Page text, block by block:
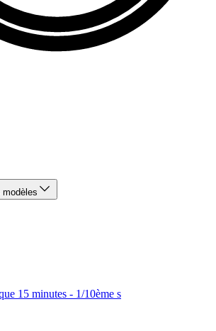
modèles
15 minutes - 1/10ème s